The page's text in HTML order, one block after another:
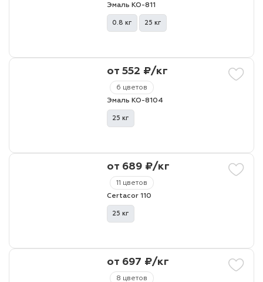
Эмаль КО-811
0.8 кг 25 кг
6 цветов
от 552 ₽/кг
Эмаль КО-8104
25 кг
11 цветов
от 689 ₽/кг
Certacor 110
25 кг
8 цветов
от 697 ₽/кг